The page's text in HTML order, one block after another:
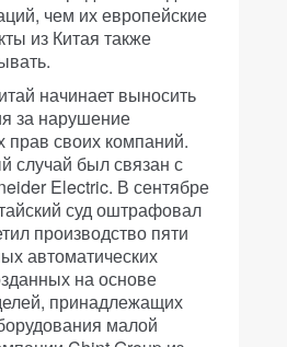
чем их европейские
из Китая также
начинает выносить
за нарушение
прав своих компаний.
случай был связан с
Electric. В сентябре
суд оштрафовал
производство пяти
автоматических
на основе
принадлежащих
малой